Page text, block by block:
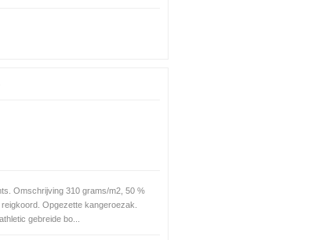
Omschrijving 310 grams/m2, 50 %
Opgezette kangeroezak.
gebreide bo...